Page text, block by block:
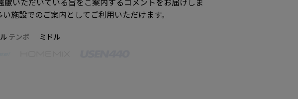
施設でのご案内としてご利用いただけます。
テンポ
ミドル